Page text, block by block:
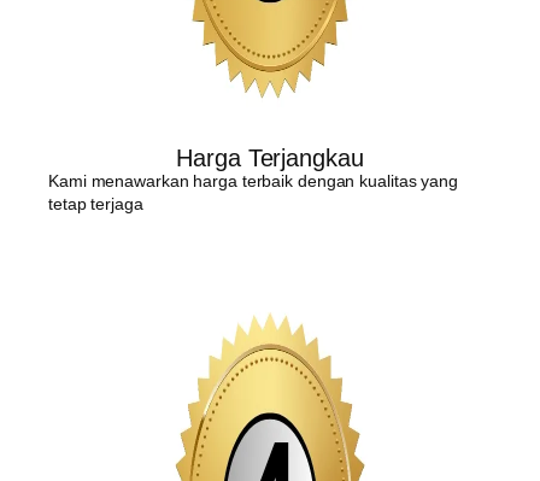
Harga Terjangkau
Kami menawarkan harga terbaik dengan kualitas yang
tetap terjaga